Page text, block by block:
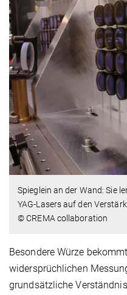
Spieglein an der Wand: Sie
YAG-Lasers auf den
© CREMA collaboration
Besondere Würze
widersprüchlichen
grundsätzliche